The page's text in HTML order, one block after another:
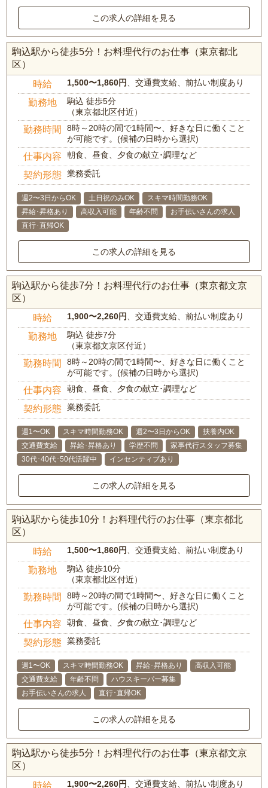
この求人の詳細を見る
駒込駅から徒歩5分！お料理代行のお仕事（東京都北
区）
時給 1,500〜1,860円、交通費支給、前払い制度あり
勤務地
駒込 徒歩5分
（東京都北区付近）
勤務時間
8時～20時の間で1時間〜、好きな日に働くこと
が可能です。(候補の日時から選択)
仕事内容 朝食、昼食、夕食の献立･調理など
契約形態 業務委託
週2〜3日からOK 土日祝のみOK
スキマ時間勤務OK
昇給･昇格あり
高収入可能 年齢不問
お手伝いさんの求人
直行･直帰OK
この求人の詳細を見る
駒込駅から徒歩7分！お料理代行のお仕事（東京都文京
区）
時給 1,900〜2,260円、交通費支給、前払い制度あり
勤務地
駒込 徒歩7分
（東京都文京区付近）
勤務時間
8時～20時の間で1時間〜、好きな日に働くこと
が可能です。(候補の日時から選択)
仕事内容 朝食、昼食、夕食の献立･調理など
契約形態 業務委託
週1〜OK スキマ時間勤務OK 週2〜3日からOK
扶養内OK
交通費支給
昇給･昇格あり 学歴不問
家事代行スタッフ募集
30代･40代･50代活躍中
インセンティブあり
この求人の詳細を見る
駒込駅から徒歩10分！お料理代行のお仕事（東京都北
区）
時給 1,500〜1,860円、交通費支給、前払い制度あり
勤務地
駒込 徒歩10分
（東京都北区付近）
勤務時間
8時～20時の間で1時間〜、好きな日に働くこと
が可能です。(候補の日時から選択)
仕事内容 朝食、昼食、夕食の献立･調理など
契約形態 業務委託
週1〜OK スキマ時間勤務OK 昇給･昇格あり
高収入可能
交通費支給
年齢不問
ハウスキーパー募集
お手伝いさんの求人
直行･直帰OK
この求人の詳細を見る
駒込駅から徒歩5分！お料理代行のお仕事（東京都文京
区）
時給 1,900〜2,260円、交通費支給、前払い制度あり